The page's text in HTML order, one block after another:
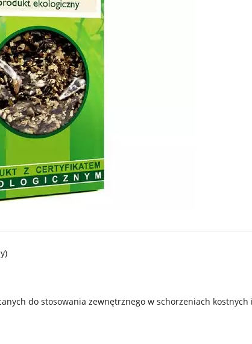
do stosowania zewnętrznego w schorzeniach kostnych i